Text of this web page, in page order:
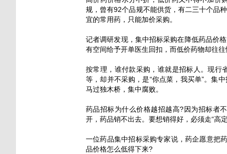
规，曾有92个品规不能供货，有二三十个品
宜的常用药，只能加价采购。
记者调研发现，集中招标采购在降低药品价
有空间给予开单医生回扣，而低价药物却往往
按常理，谁付款采购，谁就是招标人。现行
等，却并不采购，是“你点菜，我买单”。集
马过独木桥，集中腐败。
药品招标为什么价格越招越高?因为招标者
开，药品销不出去。要想销得好，必须走“高
一位药品集中招标采购专家说，药企愿意把
品价格怎么低得下来?